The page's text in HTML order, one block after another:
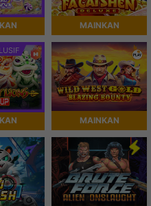
MAINKAN
MAINKAN